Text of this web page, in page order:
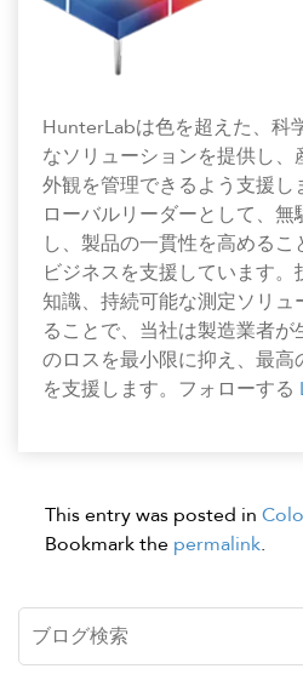
HunterLabは色を超えた、科
なソリューションを提供し、
外観を管理できるよう支援
ローバルリーダーとして、
し、製品の一貫性を高める
ビジネスを支援しています
知識、持続可能な測定ソリ
ることで、当社は製造業者
のロスを最小限に抑え、最
を支援します。フォローする
This entry was posted in
Bookmark the permalink.